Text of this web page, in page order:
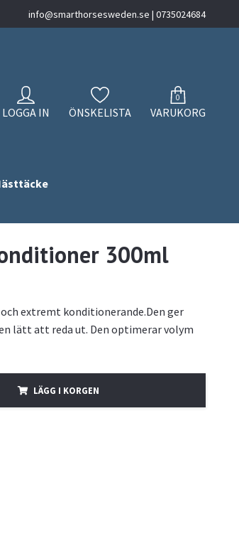
info@smarthorsesweden.se | 0735024684
LOGGA IN ÖNSKELISTA
0
VARUKORG
300ml
extremt konditionerande.Den ger
lätt att reda ut. Den optimerar volym
LÄGG I KORGEN